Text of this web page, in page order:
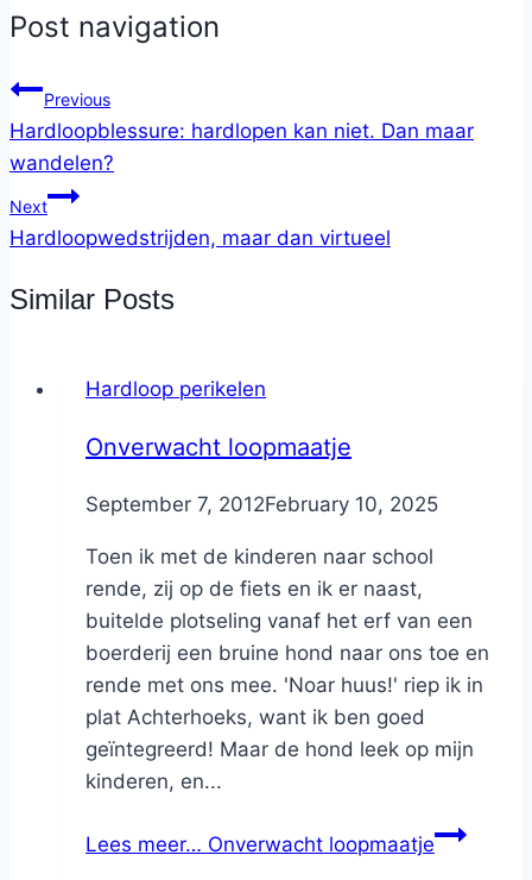
Post navigation
Previous
Hardloopblessure: hardlopen kan niet. Dan maar
wandelen?
Next
Hardloopwedstrijden, maar dan virtueel
Similar Posts
Hardloop perikelen
Onverwacht loopmaatje
ByNicole
September 7, 2012February 10, 2025
Toen ik met de kinderen naar school
rende, zij op de fiets en ik er naast,
buitelde plotseling vanaf het erf van een
boerderij een bruine hond naar ons toe en
rende met ons mee. 'Noar huus!' riep ik in
plat Achterhoeks, want ik ben goed
geïntegreerd! Maar de hond leek op mijn
kinderen, en...
Lees meer… Onverwacht loopmaatje